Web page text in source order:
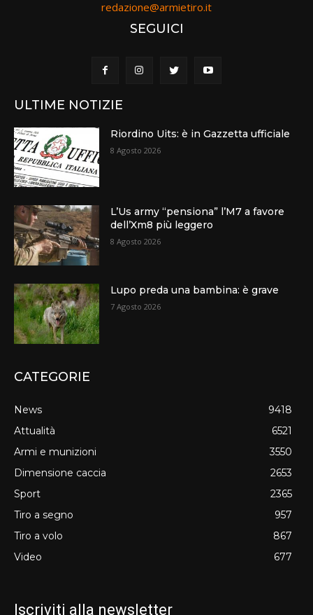
redazione@armietiro.it
SEGUICI
ULTIME NOTIZIE
Riordino Uits: è in Gazzetta ufficiale
8 Agosto 2026
L’Us army “pensiona” l’M7 a favore
dell’Xm8 più leggero
8 Agosto 2026
Lupo preda una bambina: è grave
7 Agosto 2026
CATEGORIE
News
9418
Attualità
6521
Armi e munizioni
3550
Dimensione caccia
2653
Sport
2365
Tiro a segno
957
Tiro a volo
867
Video
677
Iscriviti alla newsletter